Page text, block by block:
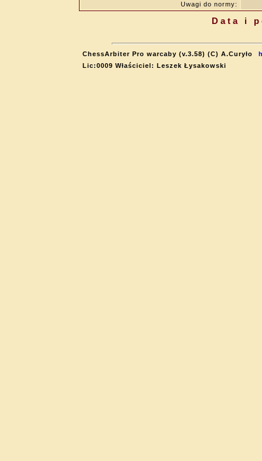
Uwagi do normy:
Data i
ChessArbiter Pro warcaby (v.3.58) (C) A.Curyło
Lic:0009 Właściciel: Leszek Łysakowski